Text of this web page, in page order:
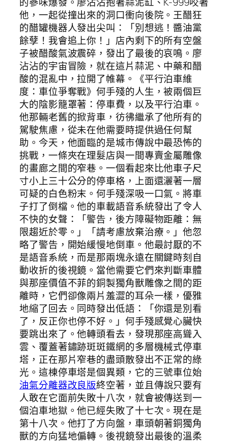
他，一起從撞出來的洞口衝向後院。王醋狂
的醋罐機器人發出尖叫：「別想逃！醬油黨
餘孽！我會追上你！」店內剩下的所有空盤
子被醋酸氣波震碎，發出了最後的哀鳴。廖
沾沾的宇宙冒險，就在這片蒜泥、中藥和醋
酸的混亂中，拉開了帷幕。《平行泊車維
度：車位爭奪戰》何手殘的人生，被兩個巨
大的陰影籠罩著：停車費，以及平行泊車。
他那輛老舊的掀背車，彷彿繼承了他所有的
駕駛焦慮，從未在他需要時提供過任何幫
助。今天，他面臨的是城市傳說中最恐怖的
挑戰，一條夾在理髮店與一間專賣金屬雕像
的畫廊之間的窄巷。一個看起來比他車子尺
寸小上三十公分的停車格，上面還灑著一層
可疑的白色粉末。何手殘深吸一口氣。將車
子打了倒檔。他的車載語音系統發出了令人
不快的女聲：「警告，後方障礙物距離：無
限趨近於零。」「請考慮放棄治療。」他忽
略了警告，開始緩慢地倒車。他最討厭的不
是語音系統，而是那兩塊永遠在關鍵時刻自
動收折的後視鏡。當他需要它們來判斷車體
與那座價值不菲的銅製獨角獸雕像之間的距
離時，它們卻像兩片羞澀的耳朵一樣，優雅
地縮了回去。同時發出低語：「你還是別看
了，反正你也停不好。」何手殘感覺心臟快
要跳出來了。他轉頭看去，發現那座高聳入
雲、覆蓋著鏽跡斑斑鐵網的多層機械式停車
塔，正在那片窄巷的盡頭散發出不正常的綠
光。這棟停車塔是個異類，它的三號車位始
油氣分離器改良版終空著，並且傳說只要有
人敢在它面前失敗十八次，就會被傳送到一
個泊車地獄。他已經失敗了十七次。現在是
第十八次。他打了方向盤，車頭朝著銅獨角
獸的方向猛地偏轉。後視鏡發出最後的溫柔